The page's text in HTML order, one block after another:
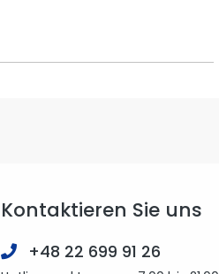
Kontaktieren Sie uns
+48 22 699 91 26